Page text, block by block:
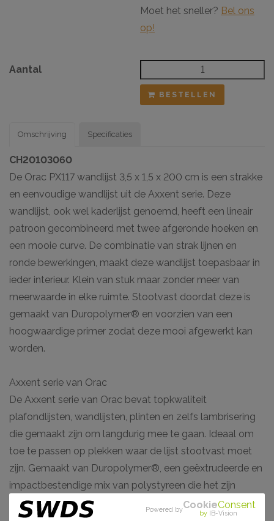
Moet het sneller? Bel ons
op!
Aantal
BESTELLEN
Omschrijving
CH20103060
De Orac PX117 wandlijst 3,5 x 1,5 x 200 cm is een strakke
en eenvoudige wandlijst uit de Axxent serie. Deze
wandlijst, ook wel kaderlijst genoemd, heeft een lineair
patroon gecombineerd met twee afgeronde hoeken en
een mooie curve. De combinatie van strak lijnen en
ronde bewerkingen, maakt deze wandlijst toepasbaar in
ieder interieur. Klein van stuk maar zonder meer van
meerwaarde in elke ruimte. Stootvast doordat deze is
gemaakt van Duropolymer® en voorzien van een
hoogwaardige primer zodat deze mooi afgewerkt kan
worden.
Axxent serie van Orac
De Axxent serie van Orac bevat topkwaliteit
plafondlijsten, wandlijsten, plinten en zelfs lambrisering
die gemaakt zijn om langdurig mee te gaan. Ideaal om
toe te passen op plekken waar de lijst stootvast moet
zijn. Gemaakt van Duropolymer®, een geëxtrudeerde en
impactbestendige mix van polystyreen die het zijn
enorm hoge densiteit geeft. Van strak vormgegeven tot
Specificaties
Powered byCookieConsent
by IB-Vision